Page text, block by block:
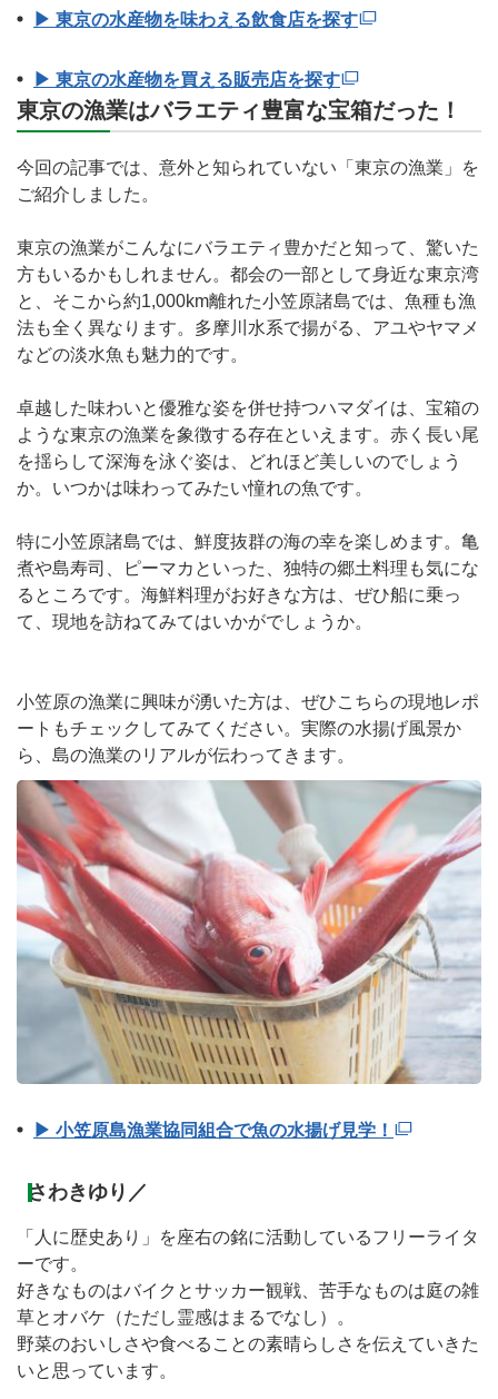
▶ 東京の水産物を味わえる飲食店を探す
▶ 東京の水産物を買える販売店を探す
東京の漁業はバラエティ豊富な宝箱だった！
今回の記事では、意外と知られていない「東京の漁業」を
ご紹介しました。
東京の漁業がこんなにバラエティ豊かだと知って、驚いた
方もいるかもしれません。都会の一部として身近な東京湾
と、そこから約1,000km離れた小笠原諸島では、魚種も漁
法も全く異なります。多摩川水系で揚がる、アユやヤマメ
などの淡水魚も魅力的です。
卓越した味わいと優雅な姿を併せ持つハマダイは、宝箱の
ような東京の漁業を象徴する存在といえます。赤く長い尾
を揺らして深海を泳ぐ姿は、どれほど美しいのでしょう
か。いつかは味わってみたい憧れの魚です。
特に小笠原諸島では、鮮度抜群の海の幸を楽しめます。亀
煮や島寿司、ピーマカといった、独特の郷土料理も気にな
るところです。海鮮料理がお好きな方は、ぜひ船に乗っ
て、現地を訪ねてみてはいかがでしょうか。
小笠原の漁業に興味が湧いた方は、ぜひこちらの現地レポ
ートもチェックしてみてください。実際の水揚げ風景か
ら、島の漁業のリアルが伝わってきます。
▶ 小笠原島漁業協同組合で魚の水揚げ見学！
さわきゆり／
「人に歴史あり」を座右の銘に活動しているフリーライタ
ーです。
好きなものはバイクとサッカー観戦、苦手なものは庭の雑
草とオバケ（ただし霊感はまるでなし）。
野菜のおいしさや食べることの素晴らしさを伝えていきた
いと思っています。